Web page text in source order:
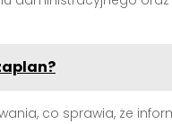
co sprawia, że